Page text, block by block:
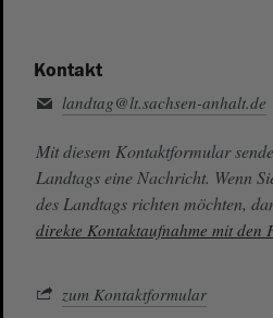
Kontakt
landtag@lt.sachsen-anhalt.de
Mit diesem Kontaktformular
Landtags eine Nachricht. Wenn
des Landtags richten möchten,
direkte Kontaktaufnahme mit den
zum Kontaktformular